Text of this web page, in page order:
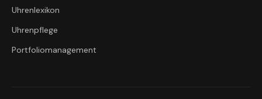
Uhrenlexikon
Uhrenpflege
Portfoliomanagement